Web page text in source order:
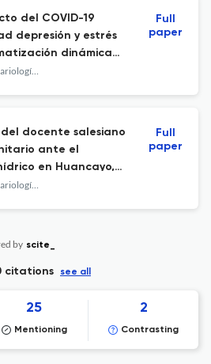
del COVID-19
depresión y estrés
dinámica
Boletín de Malariología y Salud Ambiental
Full
paper
docente salesiano
ante el
en Huancayo,
Boletín de Malariología y Salud Ambiental
Full
paper
by scite_
citations see all
25
Mentioning
2
Contrasting